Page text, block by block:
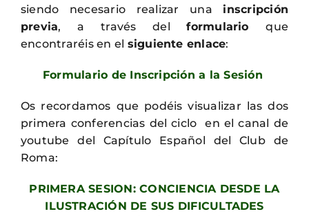
siendo necesario realizar una inscripción
previa, a través delformularioque
encontraréis en el siguiente enlace:
Formulario de Inscripción a la Sesión
Os recordamos que podéis visualizar las dos
primera conferencias del ciclo en el canal de
youtube del Capítulo Español del Club de
Roma:
PRIMERA SESION: CONCIENCIA DESDE LA
ILUSTRACIÓN DE SUS DIFICULTADES